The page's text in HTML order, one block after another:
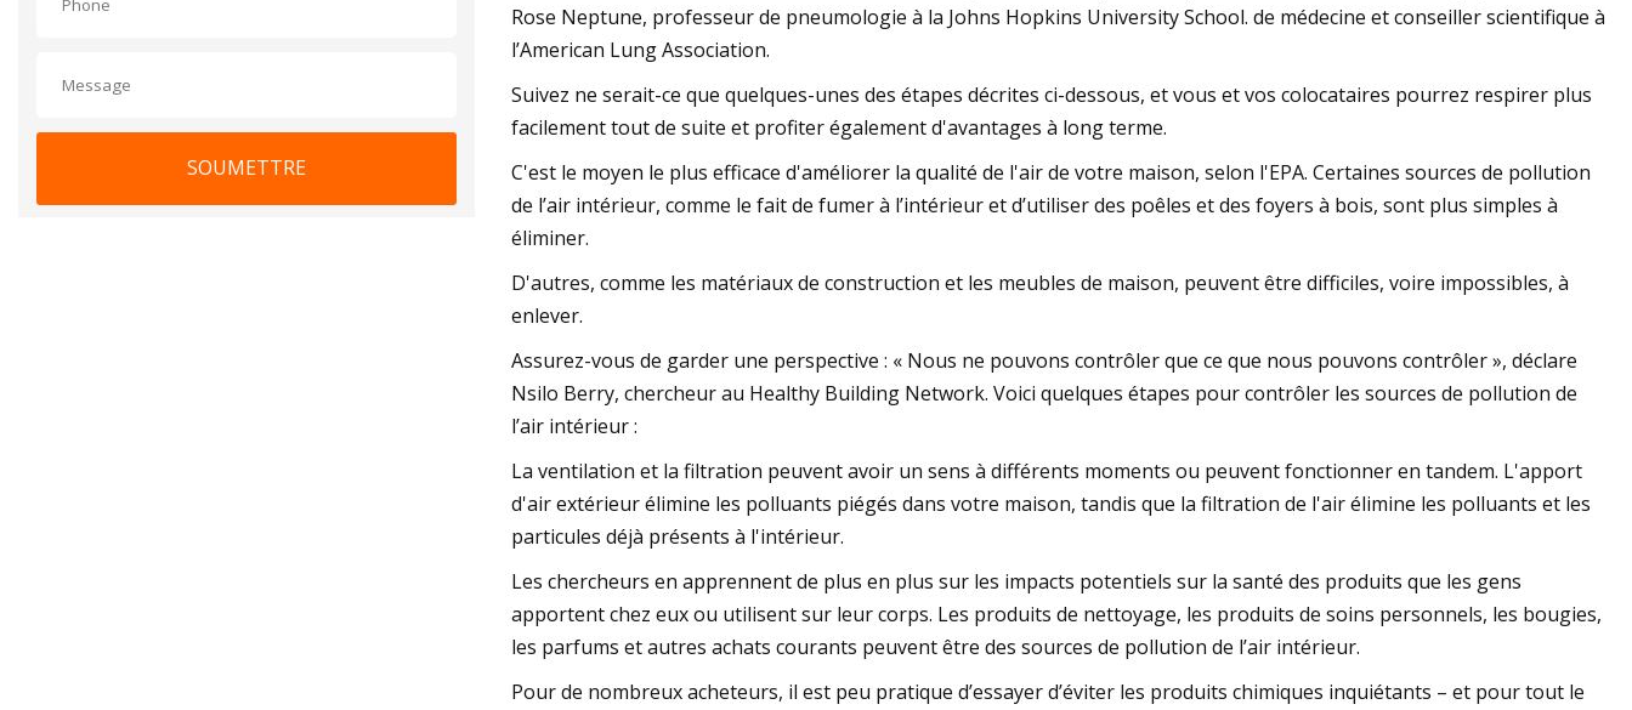
SOUMETTRE
Rose Neptune, professeur de pneumologie à la Johns Hopkins University School. de médecine et conseiller scientifique à
l’American Lung Association.
Suivez ne serait-ce que quelques-unes des étapes décrites ci-dessous, et vous et vos colocataires pourrez respirer plus
facilement tout de suite et profiter également d'avantages à long terme.
C'est le moyen le plus efficace d'améliorer la qualité de l'air de votre maison, selon l'EPA. Certaines sources de pollution
de l’air intérieur, comme le fait de fumer à l’intérieur et d’utiliser des poêles et des foyers à bois, sont plus simples à
éliminer.
D'autres, comme les matériaux de construction et les meubles de maison, peuvent être difficiles, voire impossibles, à
enlever.
Assurez-vous de garder une perspective : « Nous ne pouvons contrôler que ce que nous pouvons contrôler », déclare
Nsilo Berry, chercheur au Healthy Building Network. Voici quelques étapes pour contrôler les sources de pollution de
l’air intérieur :
La ventilation et la filtration peuvent avoir un sens à différents moments ou peuvent fonctionner en tandem. L'apport
d'air extérieur élimine les polluants piégés dans votre maison, tandis que la filtration de l'air élimine les polluants et les
particules déjà présents à l'intérieur.
Les chercheurs en apprennent de plus en plus sur les impacts potentiels sur la santé des produits que les gens
apportent chez eux ou utilisent sur leur corps. Les produits de nettoyage, les produits de soins personnels, les bougies,
les parfums et autres achats courants peuvent être des sources de pollution de l’air intérieur.
Pour de nombreux acheteurs, il est peu pratique d’essayer d’éviter les produits chimiques inquiétants – et pour tout le